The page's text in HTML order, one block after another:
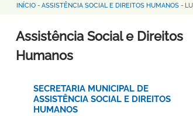
Trilha
de
navegação
INÍCIO - ASSISTÊNCIA SOCIAL E DIREITOS HUMANOS -
Assistência Social e Direitos
Humanos
SECRETARIA MUNICIPAL DE
ASSISTÊNCIA SOCIAL E DIREITOS
HUMANOS